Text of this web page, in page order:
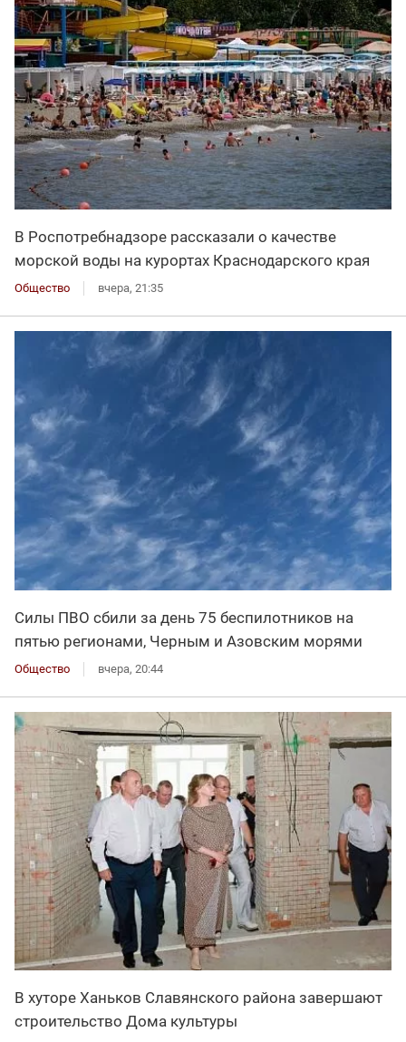
В Роспотребнадзоре рассказали о качестве
морской воды на курортах Краснодарского края
Общество вчера, 21:35
Силы ПВО сбили за день 75 беспилотников на
пятью регионами, Черным и Азовским морями
Общество вчера, 20:44
В хуторе Ханьков Славянского района завершают
строительство Дома культуры